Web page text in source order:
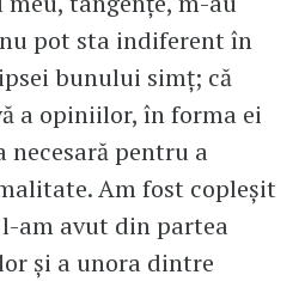
pot sta indiferent în
bunului simţ; că
a opiniilor, în forma ei
necesară pentru a
Am fost copleşit
am avut din partea
şi a unora dintre